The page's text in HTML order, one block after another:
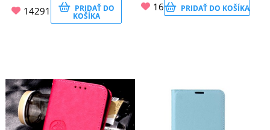
14291 PRIDAŤ DO
KOŠÍKA
16 PRIDAŤ DO KOŠÍKA